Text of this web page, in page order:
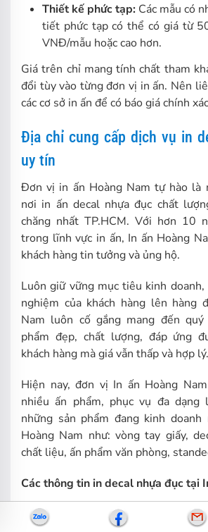
Thiết kế phức tạp: Các mẫu có
tiết phức tạp có thể có giá từ
VNĐ/mẫu hoặc cao hơn.
Giá trên chỉ mang tính chất tham
đổi tùy vào từng đơn vị in ấn. Nên
các cơ sở in ấn để có báo giá chính
Địa chỉ cung cấp dịch vụ in
uy tín
Đơn vị in ấn Hoàng Nam tự hào là
nơi in ấn decal nhựa đục chất
chăng nhất TP.HCM. Với hơn 10
trong lĩnh vực in ấn, In ấn Hoàng
khách hàng tin tưởng và ủng hộ.
Luôn giữ vững mục tiêu kinh
nghiệm của khách hàng lên hàng
Nam luôn cố gắng mang đến quý
phẩm đẹp, chất lượng, đáp ứng
khách hàng mà giá vẫn thấp và hợp lý.
Hiện nay, đơn vị In ấn Hoàng
nhiều ấn phẩm, phục vụ đa
những sản phẩm đang kinh
Hoàng Nam như: vòng tay giấy,
chất liệu, ấn phẩm văn phòng,
Các thông tin in decal nhựa đục tại
Chất liệu:
nhựa PVC với độ